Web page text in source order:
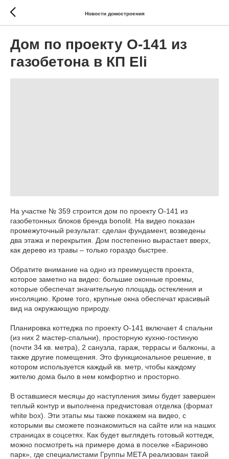
Новости домостроения
Дом по проекту О-141 из
газобетона в КП Eli
На участке № 359 строится дом по проекту О-141 из
газобетонных блоков бренда bonolit. На видео показан
промежуточный результат: сделан фундамент, возведены
два этажа и перекрытия. Дом постепенно вырастает вверх,
как дерево из травы – только гораздо быстрее.
Обратите внимание на одно из преимуществ проекта,
которое заметно на видео: большие оконные проемы,
которые обеспечат значительную площадь остекления и
инсоляцию. Кроме того, крупные окна обеспечат красивый
вид на окружающую природу.
Планировка коттеджа по проекту О-141 включает 4 спальни
(из них 2 мастер-спальни), просторную кухню-гостиную
(почти 34 кв. метра), 2 санузла, гараж, террасы и балконы, а
также другие помещения. Это функциональное решение, в
котором используется каждый кв. метр, чтобы каждому
жителю дома было в нем комфортно и просторно.
В оставшиеся месяцы до наступления зимы будет завершен
теплый контур и выполнена предчистовая отделка (формат
white box). Эти этапы мы также покажем на видео, с
которыми вы сможете познакомиться на сайте или на наших
страницах в соцсетях. Как будет выглядеть готовый коттедж,
можно посмотреть на примере дома в поселке «Бариново
парк», где специалистами Группы МЕТА реализован такой